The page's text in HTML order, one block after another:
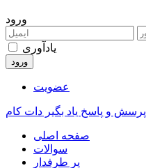
ورود
یادآوری
عضویت
پرسش و پاسخ یاد بگیر دات کام
صفحه اصلی
سوالات
پر طرفدار